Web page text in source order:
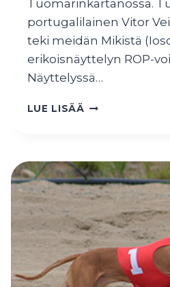
Tuomarinkartanossa.
portugalilainen Vitor
teki meidän Mikistä
erikoisnäyttelyn ROP-
Näyttelyssä…
LUE LISÄÄ AATOS